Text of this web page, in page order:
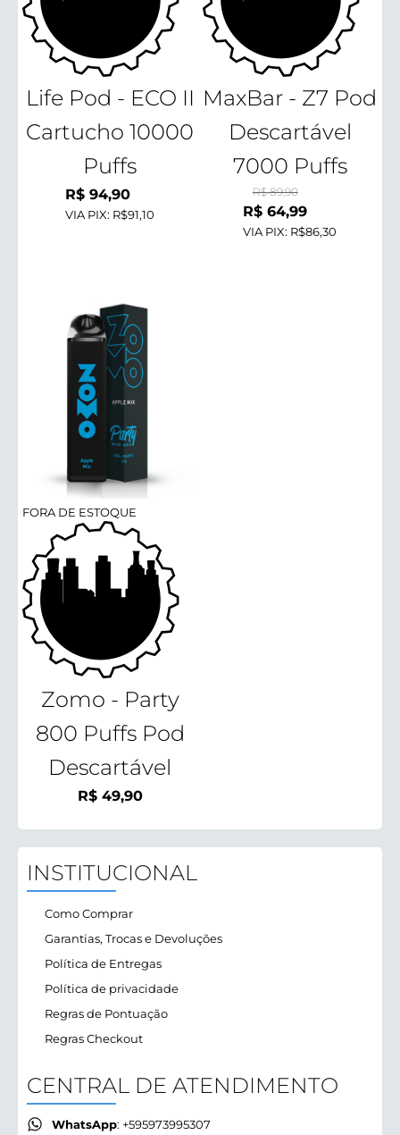
Life Pod - ECO II
Cartucho 10000
Puffs
R$ 94,90
VIA PIX: R$91,10
MaxBar - Z7 Pod
Descartável
7000 Puffs
R$89,90
O
preço
R$ 64,99O
preço
VIA PIX: R$86,30
FORA DE ESTOQUE
Zomo - Party
800 Puffs Pod
Descartável
R$49,90
INSTITUCIONAL
Como Comprar
Garantias, Trocas e Devoluções
Política de Entregas
Política de privacidade
Regras de Pontuação
Regras Checkout
CENTRAL DE ATENDIMENTO
WhatsApp: +595973995307